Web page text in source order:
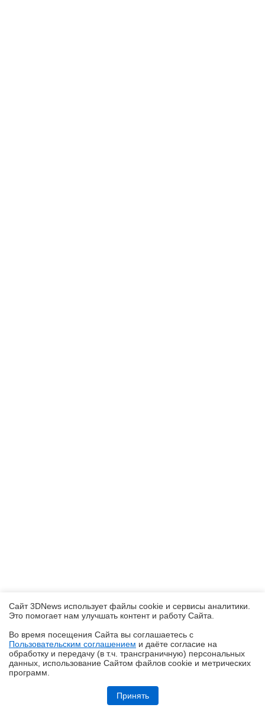
Обзор робота-уборщика Midea VCR V15 MAX ULTRA: не разменивайся
на мелочи (но не переплачивай)
Сайт 3DNews использует файлы cookie и сервисы аналитики.
Это помогает нам улучшать контент и работу Cайта.
Во время посещения Cайта вы соглашаетесь с
Пользовательским соглашением и даёте согласие на
обработку и передачу (в т.ч. трансграничную) персональных
данных, использование Cайтом файлов cookie и метрических
программ.
Принять